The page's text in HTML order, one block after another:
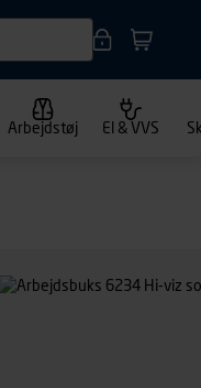
Arbejdstøj El & VVS